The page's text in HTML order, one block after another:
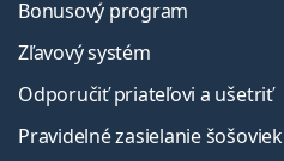
Bonusový program
Zľavový systém
Odporučiť priateľovi a ušetriť
Pravidelné zasielanie šošoviek